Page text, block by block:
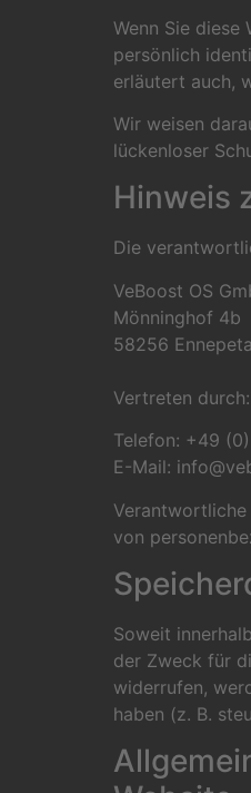
Wenn Sie diese
persönlich
erläutert auch,
Wir weisen
lückenloser
Hinweis
Die
VeBoost OS
Mönninghof 4b
58256
Vertreten
Telefon: +49 (0)
E-Mail:
von
Soweit
der Zweck für
widerrufen,
haben (z. B.